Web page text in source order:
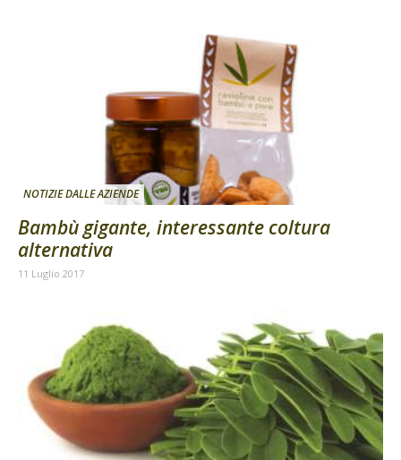
NOTIZIE DALLE AZIENDE
Bambù gigante, interessante coltura
alternativa
11 Luglio 2017